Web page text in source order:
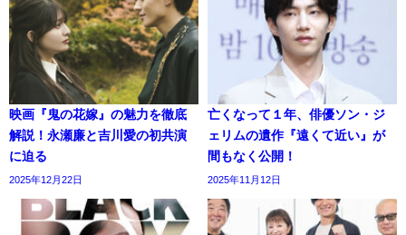
映画『鬼の花嫁』の魅力を徹底
解説！永瀬廉と吉川愛の初共演
に迫る
2025年12月22日
亡くなって１年、俳優ソン・ジ
ェリムの遺作『遠くて近い』が
間もなく公開！
2025年11月12日